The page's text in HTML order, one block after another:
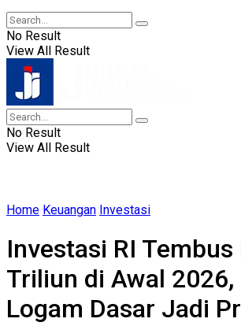
No Result
View All Result
No Result
View All Result
Home Keuangan Investasi
Investasi RI Tembus
Triliun di Awal
Logam Dasar Jadi